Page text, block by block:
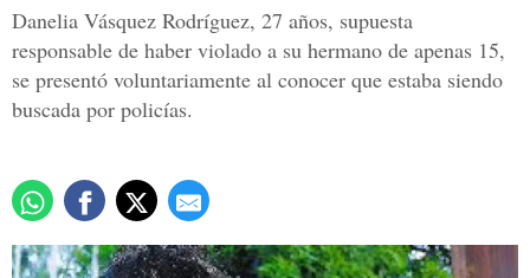
Danelia Vásquez Rodríguez, 27 años, supuesta
responsable de haber violado a su hermano de apenas 15,
se presentó voluntariamente al conocer que estaba siendo
buscada por policías.